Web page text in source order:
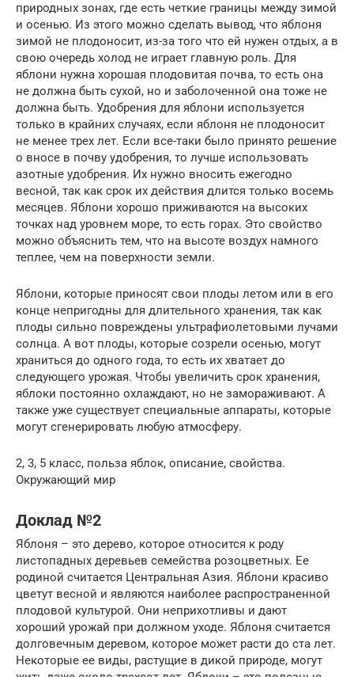
природных зонах, где есть четкие границы между зимой
и осенью. Из этого можно сделать вывод, что яблоня
зимой не плодоносит, из-за того что ей нужен отдых, а в
свою очередь холод не играет главную роль. Для
яблони нужна хорошая плодовитая почва, то есть она
не должна быть сухой, но и заболоченной она тоже не
должна быть. Удобрения для яблони используется
только в крайних случаях, если яблоня не плодоносит
не менее трех лет. Если все-таки было принято решение
о вносе в почву удобрения, то лучше использовать
азотные удобрения. Их нужно вносить ежегодно
весной, так как срок их действия длится только восемь
месяцев. Яблони хорошо приживаются на высоких
точках над уровнем море, то есть горах. Это свойство
можно объяснить тем, что на высоте воздух намного
теплее, чем на поверхности земли.
Яблони, которые приносят свои плоды летом или в его
конце непригодны для длительного хранения, так как
плоды сильно повреждены ультрафиолетовыми лучами
солнца. А вот плоды, которые созрели осенью, могут
храниться до одного года, то есть их хватает до
следующего урожая. Чтобы увеличить срок хранения,
яблоки постоянно охлаждают, но не замораживают. А
также уже существует специальные аппараты, которые
могут сгенерировать любую атмосферу.
2, 3, 5 класс, польза яблок, описание, свойства.
Окружающий мир
Доклад №2
Яблоня – это дерево, которое относится к роду
листопадных деревьев семейства розоцветных. Ее
родиной считается Центральная Азия. Яблони красиво
цветут весной и являются наиболее распространенной
плодовой культурой. Они неприхотливы и дают
хороший урожай при должном уходе. Яблоня считается
долговечным деревом, которое может расти до ста лет.
Некоторые ее виды, растущие в дикой природе, могут